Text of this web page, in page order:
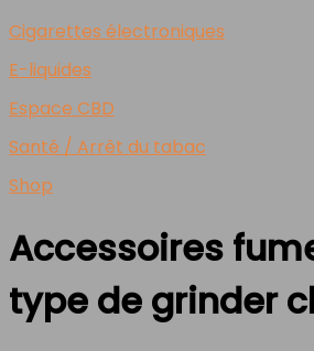
Cigarettes électroniques
E-liquides
Espace CBD
Santé / Arrêt du tabac
Shop
Accessoires
type de grinder